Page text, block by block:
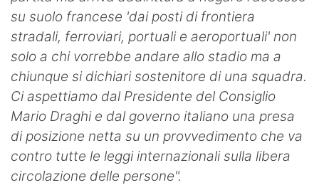
su suolo francese 'dai posti di frontiera
stradali, ferroviari, portuali e aeroportuali' non
solo a chi vorrebbe andare allo stadio ma a
chiunque si dichiari sostenitore di una squadra.
Ci aspettiamo dal Presidente del Consiglio
Mario Draghi e dal governo italiano una presa
di posizione netta su un provvedimento che va
contro tutte le leggi internazionali sulla libera
circolazione delle persone".